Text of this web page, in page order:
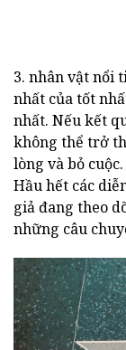
3. nhân vật nổi
nhất của tốt
nhất. Nếu kết
không thể trở
lòng và bỏ
Hầu hết các
giả đang theo
những câu